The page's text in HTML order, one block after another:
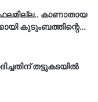
കാണാതായ
കുടുംബത്തിന്റെ…
തട്ടുകടയിൽ